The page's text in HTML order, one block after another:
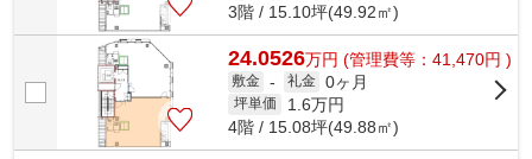
3階 / 15.10坪(49.92㎡)
24.0526万円 (管理費等：41,470円 )
敷金 - 礼金 0ヶ月
坪単価 1.6万円
4階 / 15.08坪(49.88㎡)